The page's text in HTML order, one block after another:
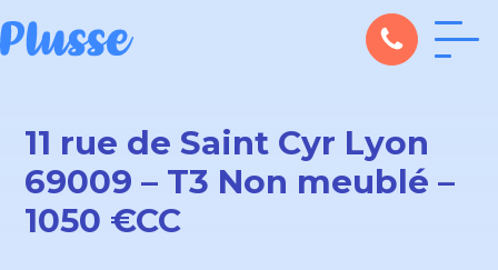
11 rue de Saint Cyr Lyon
69009 – T3 Non meublé –
1050 €CC